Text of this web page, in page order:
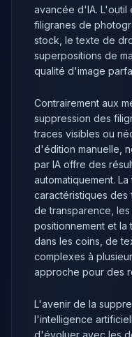
avancée d'IA. L'outil
filigranes de
stock, le texte de
superpositions de
qualité d'image
Contrairement aux
suppression des
traces visibles ou
d'édition manuelle,
par IA offre des
automatiquement.
caractéristiques des
de transparence,
positionnement et la
dans les coins, de
complexes à
approche pour des
L'avenir de la
l'intelligence
d'évoluer avec les